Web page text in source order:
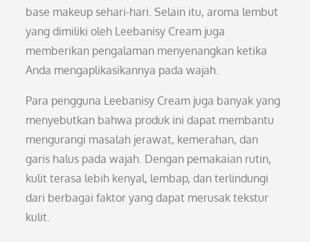
base makeup sehari-hari. Selain itu, aroma lembut
yang dimiliki oleh Leebanisy Cream juga
memberikan pengalaman menyenangkan ketika
Anda mengaplikasikannya pada wajah.
Para pengguna Leebanisy Cream juga banyak yang
menyebutkan bahwa produk ini dapat membantu
mengurangi masalah jerawat, kemerahan, dan
garis halus pada wajah. Dengan pemakaian rutin,
kulit terasa lebih kenyal, lembap, dan terlindungi
dari berbagai faktor yang dapat merusak tekstur
kulit.